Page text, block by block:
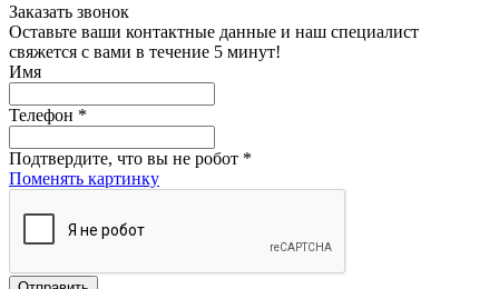
Заказать звонок
Оставьте ваши контактные данные и наш специалист
свяжется с вами в течение 5 минут!
Имя
Телефон *
Подтвердите, что вы не робот *
Поменять картинку